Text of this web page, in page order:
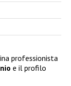
professionista
e il profilo